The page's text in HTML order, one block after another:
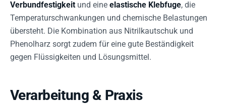
Verbundfestigkeit und eine elastische Klebfuge, die
Temperaturschwankungen und chemische Belastungen
übersteht. Die Kombination aus Nitrilkautschuk und
Phenolharz sorgt zudem für eine gute Beständigkeit
gegen Flüssigkeiten und Lösungsmittel.
Verarbeitung & Praxis